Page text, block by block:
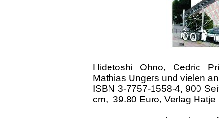
Hidetoshi Ohno, Cedric
Mathias Ungers und vielen
ISBN 3-7757-1558-4, 900
cm, 39.80 Euro, Verlag Hatje